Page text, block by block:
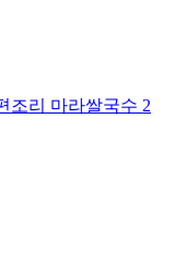
조리 마라쌀국수 2